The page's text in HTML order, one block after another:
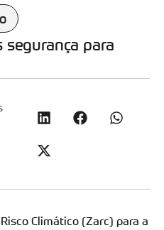
para
Climático (Zarc) para a